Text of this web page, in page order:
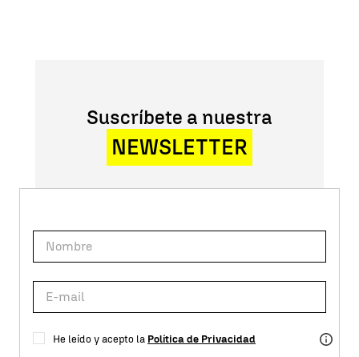
Suscríbete a nuestra
NEWSLETTER
He leído y acepto la Política de Privacidad